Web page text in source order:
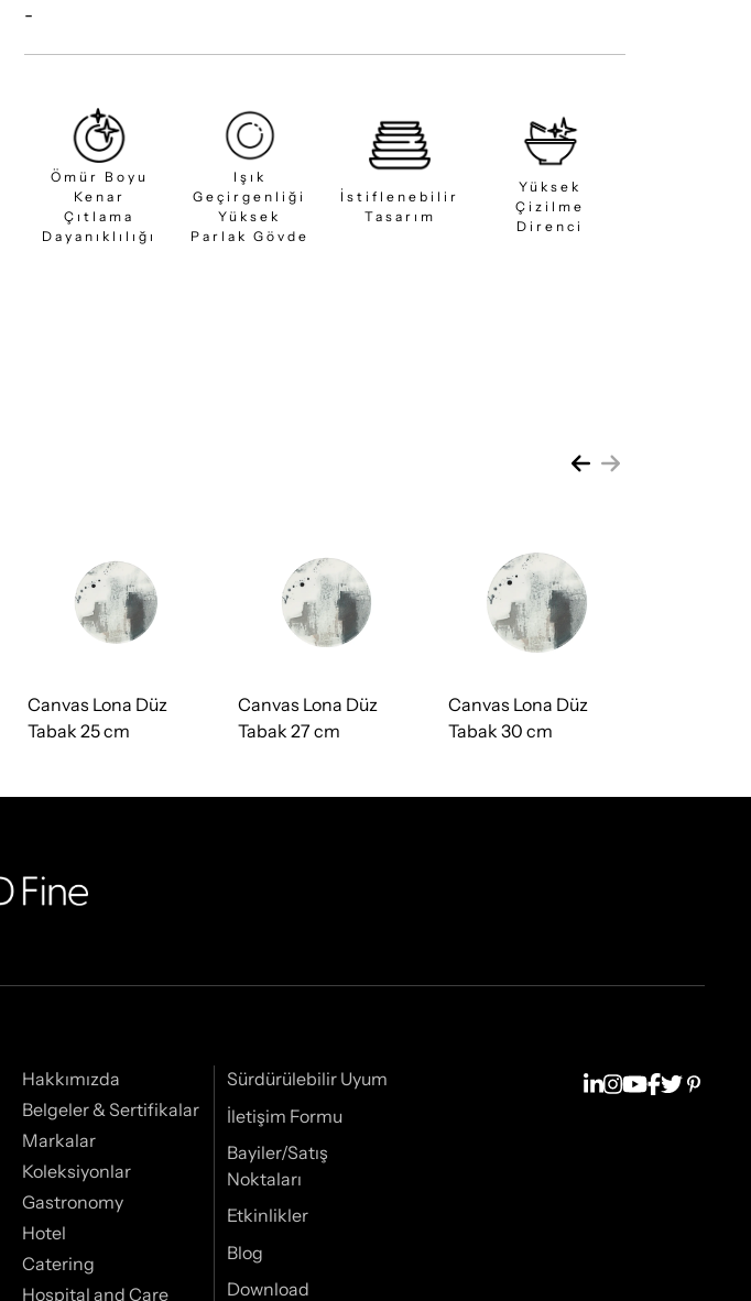
-
Ömür Boyu
Kenar
Çıtlama
Dayanıklılığı
Işık
Geçirgenliği
Yüksek
Parlak Gövde
İstiflenebilir
Tasarım
Yüksek
Çizilme
Direnci
Canvas Lona Düz
Tabak 25 cm
Canvas Lona Düz
Tabak 27 cm
Canvas Lona Düz
Tabak 30 cm
Hakkımızda
Belgeler & Sertifikalar
Markalar
Koleksiyonlar
Gastronomy
Hotel
Catering
Hospital and Care
Sürdürülebilir Uyum
İletişim Formu
Bayiler/Satış
Noktaları
Etkinlikler
Blog
Download